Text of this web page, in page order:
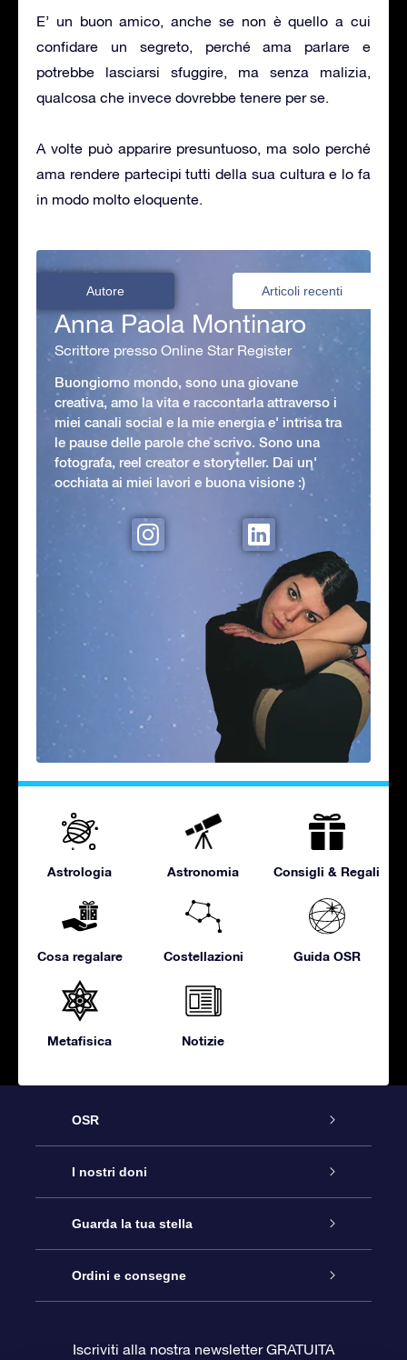
E’ un buon amico, anche se non è quello a cui
confidare un segreto, perché ama parlare e
potrebbe lasciarsi sfuggire, ma senza malizia,
qualcosa che invece dovrebbe tenere per se.
A volte può apparire presuntuoso, ma solo perché
ama rendere partecipi tutti della sua cultura e lo fa
in modo molto eloquente.
Autore Articoli recenti
Anna Paola Montinaro
Scrittore presso Online Star Register
Buongiorno mondo, sono una giovane
creativa, amo la vita e raccontarla attraverso i
miei canali social e la mie energia e' intrisa tra
le pause delle parole che scrivo. Sono una
fotografa, reel creator e storyteller. Dai un'
occhiata ai miei lavori e buona visione :)
Astrologia Astronomia Consigli & Regali
Cosa regalare Costellazioni Guida OSR
Metafisica Notizie
OSR
Assistenza
Contattaci
Blog
I nostri doni
Online Star Gift
Pacchetto regalo OSR
Guarda la tua stella
Registro stellare
Ordini e consegne
Iscriviti alla nostra newsletter GRATUITA